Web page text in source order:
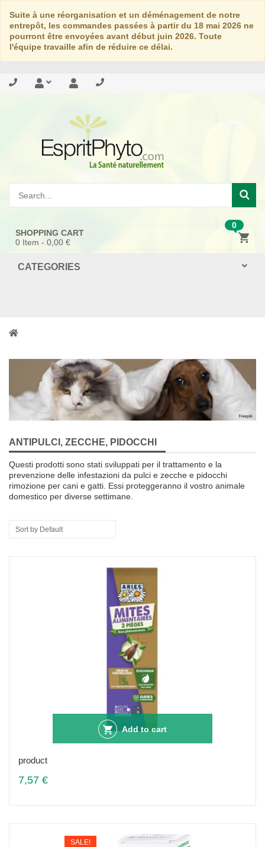
Suite à une réorganisation et un déménagement de notre
entrepôt, les commandes passées à partir du 18 mai 2026 ne
pourront être envoyées avant début juin 2026. Toute
l'équipe travaille afin de réduire ce délai.
0
SHOPPING CART
0 Item - 0,00 €
CATEGORIES
ANTIPULCI, ZECCHE, PIDOCCHI
Questi prodotti sono stati sviluppati per il trattamento e la
prevenzione delle infestazioni da pulci e zecche e pidocchi
rimozione per cani e gatti Essi proteggeranno il vostro animale
domestico per diverse settimane
Sort by Default
Add to cart
product
7,57 €
SALE!